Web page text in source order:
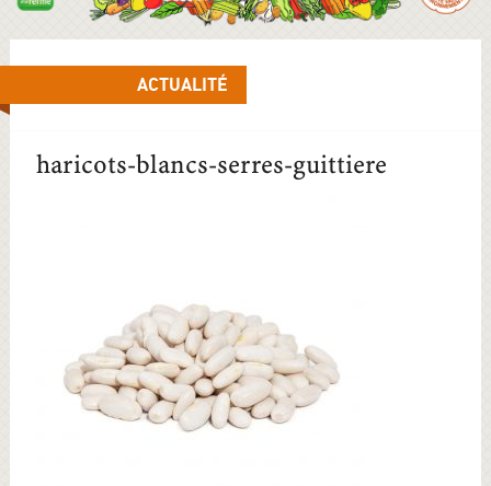
ACTUALITÉ
haricots-blancs-serres-guittiere